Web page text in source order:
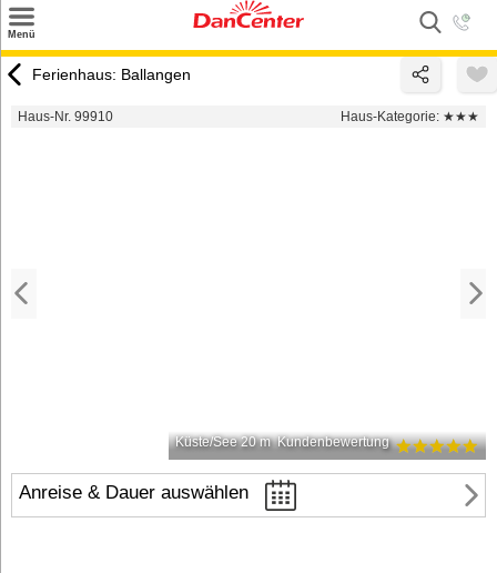
Menü
Urlaubsziele
Ferienhaus: Ballangen
Haus-Nr. 99910 Haus-Kategorie: ★★★
Küste/See 20 m Kundenbewertung
Anreise & Dauer auswählen